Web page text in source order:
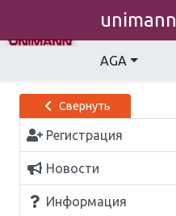
unimann
AGA
Свернуть
Регистрация
Новости
Информация